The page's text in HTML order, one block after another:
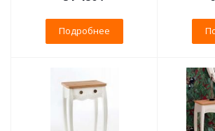
Подробнее